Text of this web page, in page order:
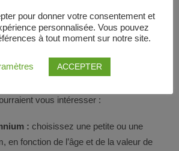
vous devez obligatoirement souscrire
civile (RC)pour votre
passagers en cas d’accident. Mais une
vous intéresser :
: choisissez une petite ou une
en fonction de l’âge et de la valeur de
pour donner votre consentement et
personnalisée. Vous pouvez
à tout moment sur notre site.
ACCEPTER